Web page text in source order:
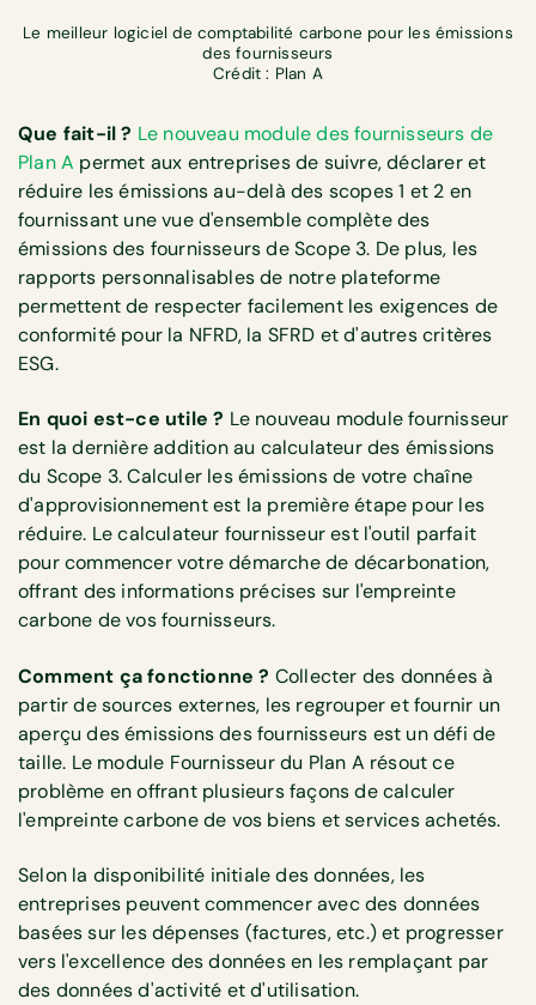
Le meilleur logiciel de comptabilité carbone pour les émissions
des fournisseurs
Crédit : Plan A
Que fait-il ? Le nouveau module des fournisseurs de
Plan A permet aux entreprises de suivre, déclarer et
réduire les émissions au-delà des scopes 1 et 2 en
fournissant une vue d'ensemble complète des
émissions des fournisseurs de Scope 3. De plus, les
rapports personnalisables de notre plateforme
permettent de respecter facilement les exigences de
conformité pour la NFRD, la SFRD et d'autres critères
ESG.
En quoi est-ce utile ? Le nouveau module fournisseur
est la dernière addition au calculateur des émissions
du Scope 3. Calculer les émissions de votre chaîne
d'approvisionnement est la première étape pour les
réduire. Le calculateur fournisseur est l'outil parfait
pour commencer votre démarche de décarbonation,
offrant des informations précises sur l'empreinte
carbone de vos fournisseurs.
Comment ça fonctionne ? Collecter des données à
partir de sources externes, les regrouper et fournir un
aperçu des émissions des fournisseurs est un défi de
taille. Le module Fournisseur du Plan A résout ce
problème en offrant plusieurs façons de calculer
l'empreinte carbone de vos biens et services achetés.
Selon la disponibilité initiale des données, les
entreprises peuvent commencer avec des données
basées sur les dépenses (factures, etc.) et progresser
vers l'excellence des données en les remplaçant par
des données d'activité et d'utilisation.